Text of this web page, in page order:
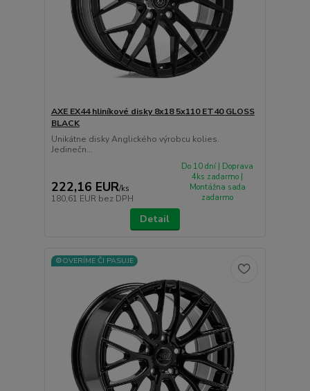
AXE EX44 hliníkové disky 8x18 5x110 ET40 GLOSS
BLACK
Unikátne disky Anglického výrobcu kolies.
Jedinečn...
222,16 EUR/ks
180,61 EUR bez DPH
Do 10 dní | Doprava
4ks zadarmo |
Montážna sada
zadarmo
Detail
⚙️OVERÍME ČI PASUJE